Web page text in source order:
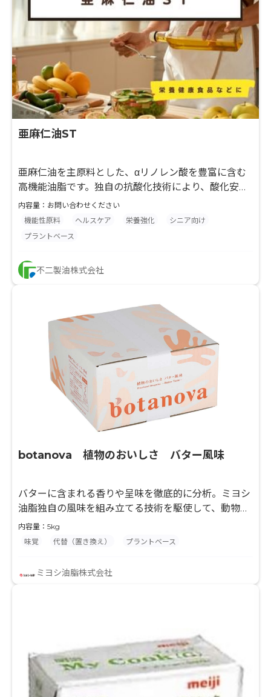
亜麻仁油ST
亜麻仁油を主原料とした、αリノレン酸を豊富に含む
高機能油脂です。独自の抗酸化技術により、酸化安定
性を大幅に向上させています。健康志向の食品開発に
最適で、オメガ3系脂肪酸の栄養強化かつ良好な風味
を維持できます。必須脂肪酸を幅広い食品で摂取可能
内容量：お問い合わせください
機能性原料
ヘルスケア 栄養強化
シニア向け
プラントベース
不二製油株式会社
botanova 植物のおいしさ バター風味
バターに含まれる香りや呈味を徹底的に分析。ミヨシ
油脂独自の風味を組み立てる技術を駆使して、動物性
原料を使わずに、バターの良さを取り入れた新しいお
いしさを創りだしました。
内容量：5kg
味覚
代替（置き換え） プラントベース
ミヨシ油脂株式会社